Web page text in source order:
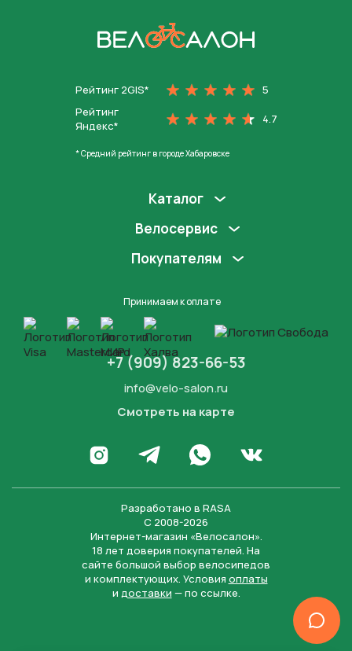
Рейтинг 2GIS*
5
Рейтинг
Яндекс*
4.7
* Средний рейтинг в городе Хабаровске
Каталог
Велосервис
Покупателям
Принимаем к оплате
+7 (909) 823-66-53
info@velo-salon.ru
Смотреть на карте
Перейти в Инстаграм
Написать в Телеграм
Написать в WhatsApp
Перейти во
Разработано в RASA
С 2008-2026
Интернет-магазин «Велосалон».
18 лет доверия покупателей. На
сайте большой выбор велосипедов
и комплектующих. Условия оплаты
и доставки — по ссылке.